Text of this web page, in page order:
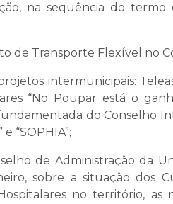
na sequência do termo
de Transporte Flexível no
intermunicipais:
“No Poupar está o
do Conselho
“SOPHIA”;
de Administração da
sobre a situação dos
no território, as